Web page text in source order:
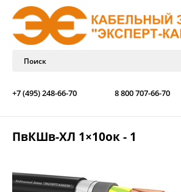
+7 (495) 248-66-70 8 800 707-66-70
ПвКШв-ХЛ 1×10ок - 1